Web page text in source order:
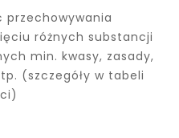
przechowywania
różnych substancji
min. kwasy, zasady,
(szczegóły w tabeli